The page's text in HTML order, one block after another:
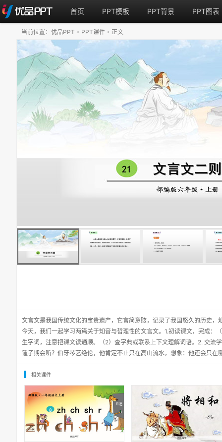
首页 PPT模板 PPT背景 PPT图表
文言文是我国传统文化的宝贵遗产，它言简意赅，记录了我国悠久的历史
今天，我们一起学习两篇关于知音与哲理性的文言文。1.初读课文，完成：
生字词，注意把课文读通顺。（2）查字典或联系上下文理解词语。2. 交流
锺子期会听？伯牙琴艺绝伦，他肯定不止只在高山流水，想象：他还会只在
当前位置： 优品PPT > PPT课件 > 正文
相关课件